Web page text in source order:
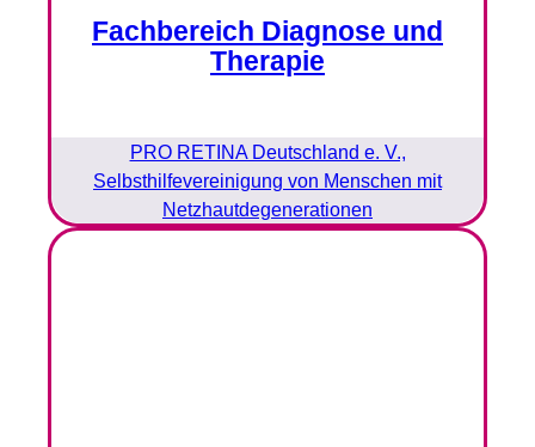
Fachbereich Diagnose und
Therapie
PRO RETINA Deutschland e. V.,
Selbsthilfevereinigung von Menschen mit
Netzhautdegenerationen